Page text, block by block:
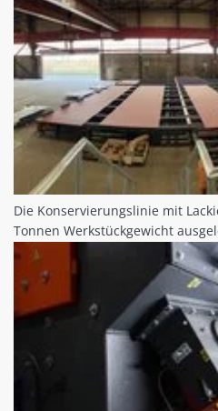
Die Konservierungslinie mit
Tonnen Werkstückgewicht